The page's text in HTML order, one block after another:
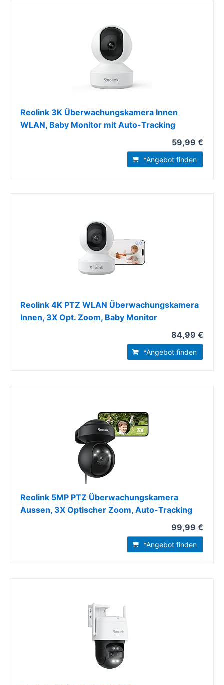
Reolink 3K Überwachungskamera Innen
WLAN, Baby Monitor mit Auto-Tracking
59,99 €
*Angebot finden
Reolink 4K PTZ WLAN Überwachungskamera
Innen, 3X Opt. Zoom, Baby Monitor
84,99 €
*Angebot finden
Reolink 5MP PTZ Überwachungskamera
Aussen, 3X Optischer Zoom, Auto-Tracking
99,99 €
*Angebot finden